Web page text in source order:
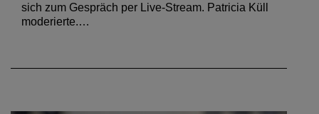
sich zum Gespräch per Live-Stream. Patricia Küll
moderierte.…